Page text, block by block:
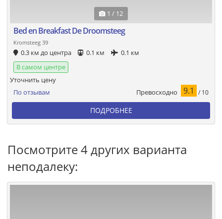
1 / 12
Bed en Breakfast De Droomsteeg
Kromsteeg 39
0.3 км до центра 0.1 км
0.1 км
В самом центре
По отзывам Превосходно 9.1 / 10
Уточнить цену
ПОДРОБНЕЕ
Посмотрите 4 других варианта
неподалеку: